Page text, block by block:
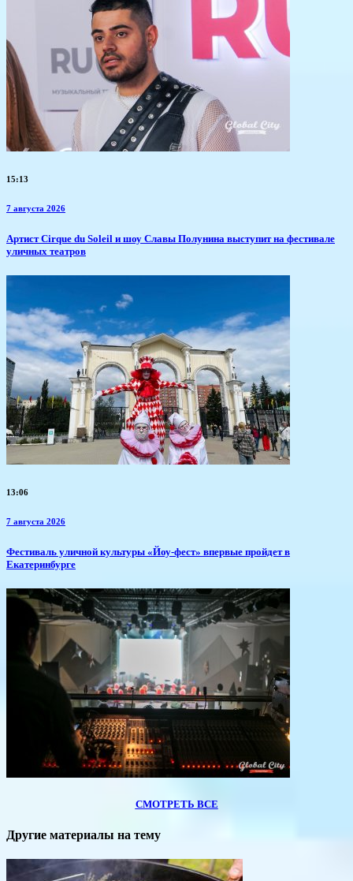
15:13
7 августа 2026
Артист Cirque du Soleil и шоу Славы Полунина выступит на фестивале
уличных театров
13:06
7 августа 2026
​Фестиваль уличной культуры «Йоу-фест» впервые пройдет в
Екатеринбурге
СМОТРЕТЬ ВСЕ
Другие материалы на тему